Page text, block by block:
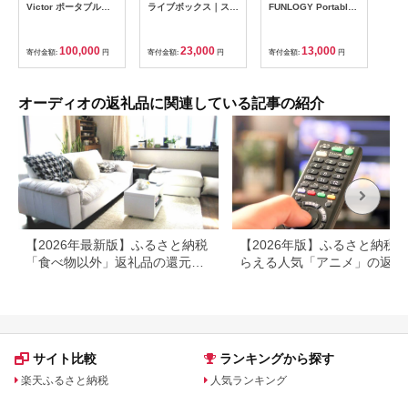
Victor ポータブルワ
Bluetooth コンパクト
軽量設計 高音質 プレ
ゼント ギフト｜神奈
寄付金額: 100,000 円
ライブボックス｜スマ
ートフォンアクセサリ
ー 音楽 [1305]
寄付金額: 23,000 円
FUNLOGY Portable
ワイト 家電 スピー
カー Bluetooth 高音
質 小型 軽量 ポータブ
クト 持ち運び 千葉市
千葉県
寄付金額: 13,000 円
オーディオの返礼品に関連している記事の紹介
【2026年最新版】ふるさと納税
「食べ物以外」返礼品の還元率
【2026年版】ふるさと納税
らえる人気「アニメ」の返礼
サイト比較
楽天ふるさと納税
ランキングから探す
人気ランキング